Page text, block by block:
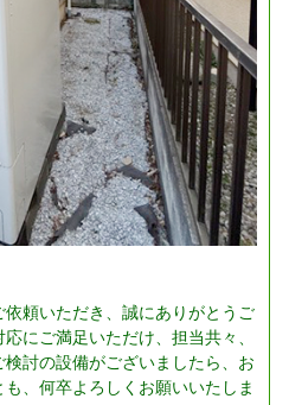
頼いただき、誠にありがとうご
にご満足いただけ、担当共々、
討の設備がございましたら、お
、何卒よろしくお願いいたしま